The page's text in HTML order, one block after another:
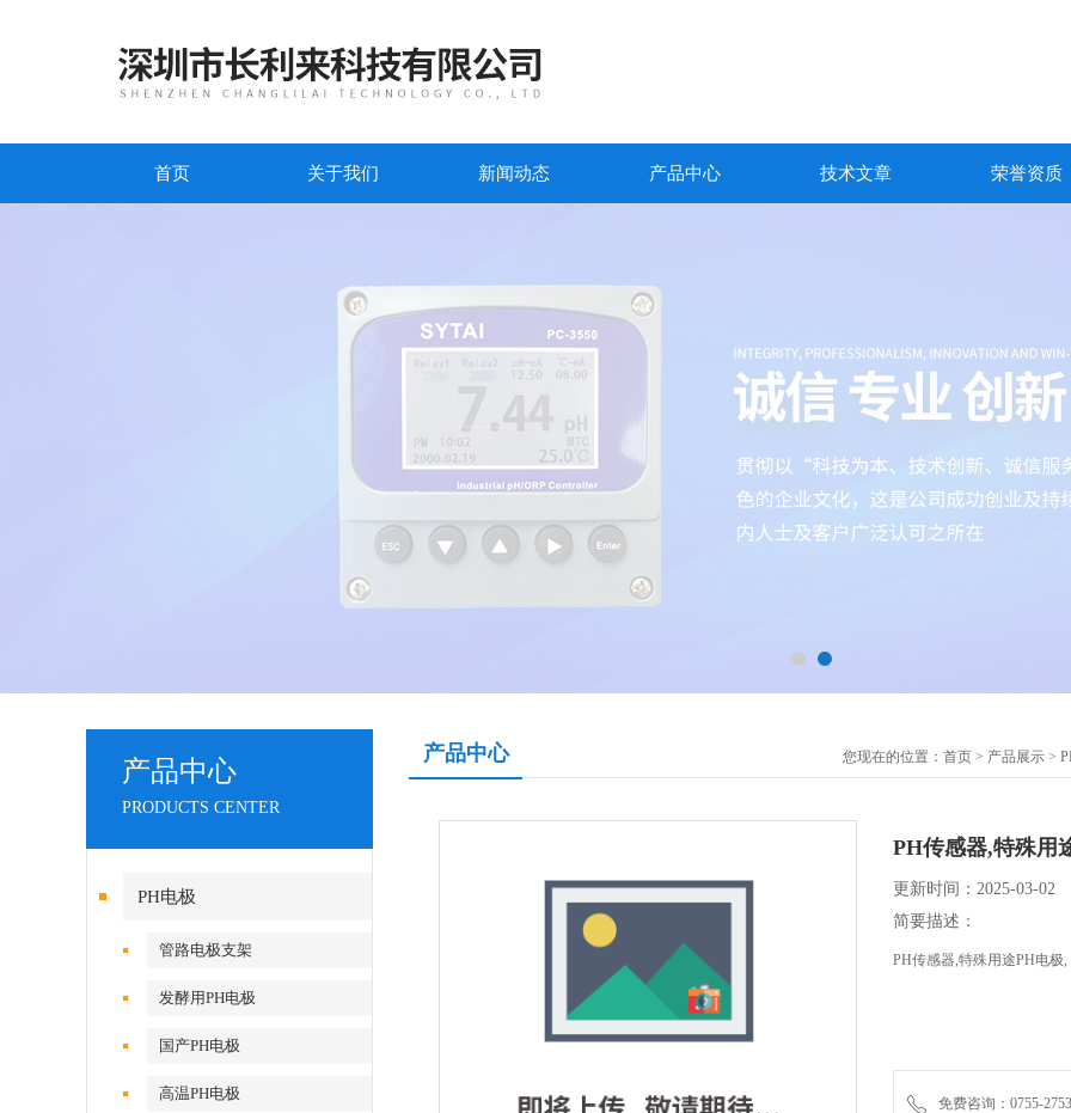
首页 关于我们 新闻动态 产品中心 技术文章 荣誉资质
产品中心
PRODUCTS CENTER
PH电极
管路电极支架
发酵用PH电极
国产PH电极
高温PH电极
产品中心 您现在的位置： 首页 > 产品展示 >
PH传感器,特殊用
更新时间：2025-03-02
简要描述：
PH传感器,特殊用途PH电极
免费咨询：0755-